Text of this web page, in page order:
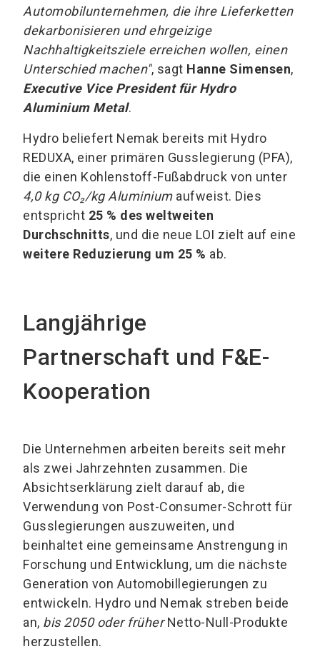
Automobilunternehmen, die ihre Lieferketten
dekarbonisieren und ehrgeizige
Nachhaltigkeitsziele erreichen wollen, einen
Unterschied machen", sagt Hanne Simensen,
Executive Vice President für Hydro
Aluminium Metal.
Hydro beliefert Nemak bereits mit Hydro
REDUXA, einer primären Gusslegierung (PFA),
die einen Kohlenstoff-Fußabdruck von unter
4,0 kg CO₂/kg Aluminiumaufweist. Dies
entspricht 25 % des weltweiten
Durchschnitts, und die neue LOI zielt auf eine
weitere Reduzierung um 25 % ab.
Langjährige
Partnerschaft und F&E-
Kooperation
Die Unternehmen arbeiten bereits seit mehr
als zwei Jahrzehnten zusammen. Die
Absichtserklärung zielt darauf ab, die
Verwendung von Post-Consumer-Schrott für
Gusslegierungen auszuweiten, und
beinhaltet eine gemeinsame Anstrengung in
Forschung und Entwicklung, um die nächste
Generation von Automobillegierungen zu
entwickeln. Hydro und Nemak streben beide
an, bis 2050 oder früherNetto-Null-Produkte
herzustellen.